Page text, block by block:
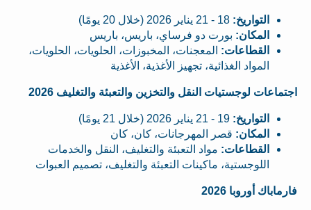
التواريخ:
المكان: بورت دو فرساي، باريس، باريس
القطاعات: المعجنات، المخبوزات، الحلويات، الحلويات،
المواد الغذائية، تجهيز الأغذية، الأغذية
اجتماعات لوجستيات النقل والتخزين والتعبئة والتغليف 2026
التواريخ:
المكان: قصر المهرجانات، كان، كان
القطاعات: مواد التعبئة والتغليف، النقل والخدمات
اللوجستية، ماكينات التعبئة والتغليف، تصميم العبوات
فارماباك أوروبا 2026